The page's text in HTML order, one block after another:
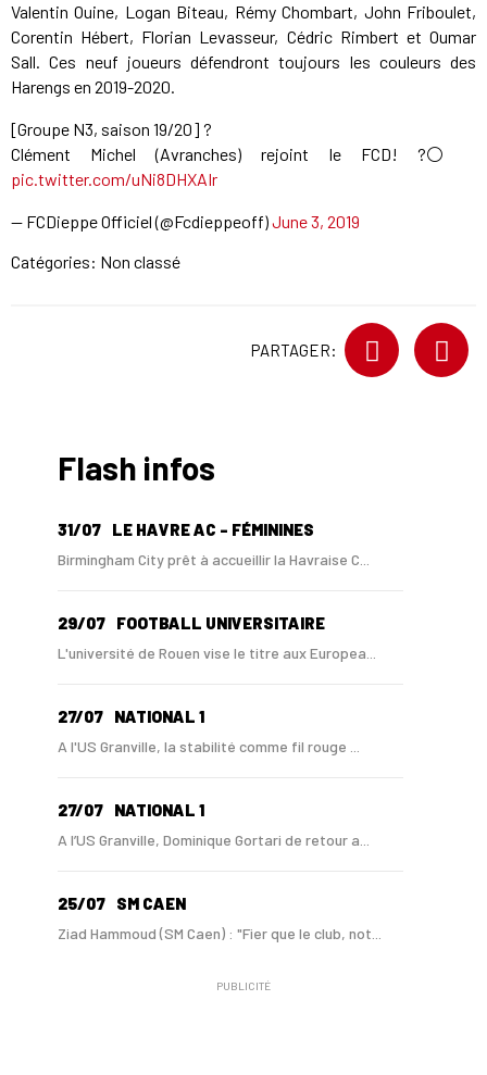
Valentin Ouine, Logan Biteau, Rémy Chombart, John Friboulet,
Corentin Hébert, Florian Levasseur, Cédric Rimbert et Oumar
Sall. Ces neuf joueurs défendront toujours les couleurs des
Harengs en 2019-2020.
[Groupe N3, saison 19/20] ?
Clément Michel (Avranches) rejoint le FCD! ?⚪️
pic.twitter.com/uNi8DHXAIr
— FCDieppe Officiel (@Fcdieppeoff)June 3, 2019
Catégories: Non classé
PARTAGER:
Flash infos
31/07 LE HAVRE AC - FÉMININES
Birmingham City prêt à accueillir la Havraise C...
29/07 FOOTBALL UNIVERSITAIRE
L'université de Rouen vise le titre aux Europea...
27/07 NATIONAL 1
A l'US Granville, la stabilité comme fil rouge ...
27/07 NATIONAL 1
A l’US Granville, Dominique Gortari de retour a...
25/07 SM CAEN
Ziad Hammoud (SM Caen) : "Fier que le club, not...
SM CAEN - MERCATO
PUBLICITÉ